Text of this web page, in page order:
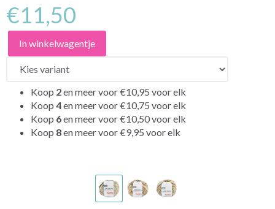
€11,50
In winkelwagentje
Koop 2en meer voor€10,95 voor elk
Koop 4en meer voor€10,75 voor elk
Koop 6en meer voor€10,50voor elk
Koop 8en meer voor€9,95 voor elk